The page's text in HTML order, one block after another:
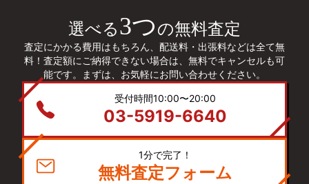
選べる3つの無料査定
査定にかかる費用はもちろん、配送料・出張料などは全て無
料！査定額にご納得できない場合は、無料でキャンセルも可
能です。まずは、お気軽にお問い合わせください。
受付時間10:00〜20:00
03-5919-6640
1分で完了！
無料査定フォーム